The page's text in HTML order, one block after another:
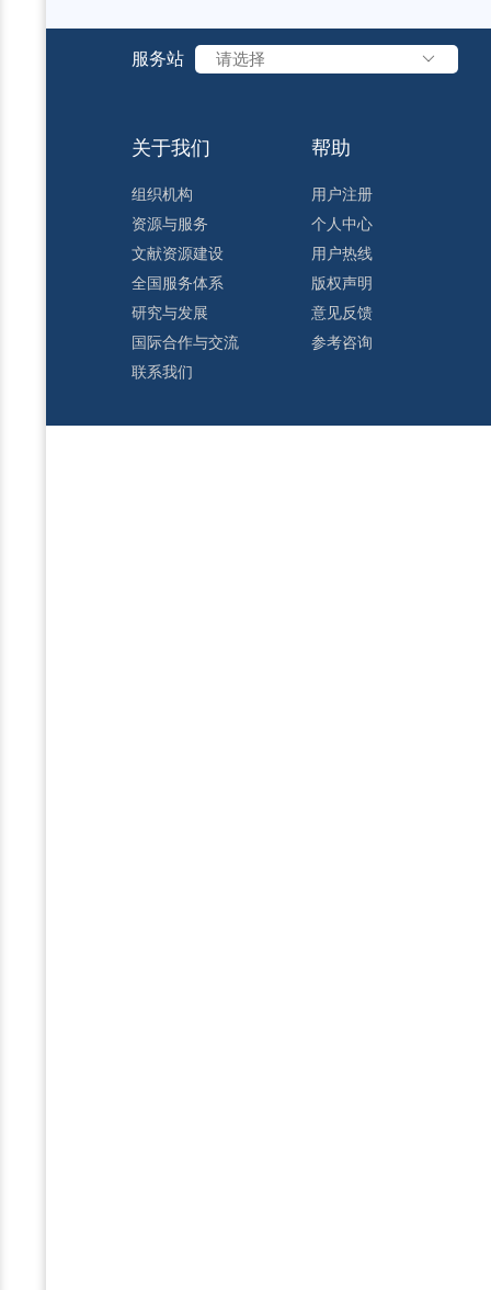
服务站 请选择
关于我们
组织机构
资源与服务
文献资源建设
全国服务体系
研究与发展
国际合作与交流
联系我们
帮助
用户注册
个人中心
用户热线
版权声明
意见反馈
参考咨询